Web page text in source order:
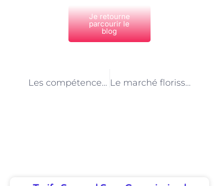
Je retourne
parcourir le
blog
Les compétences clés d’un consultant en e-commerce à Paris Le marché florissant du e-commerce à Paris : l’opportunité pour les consultants